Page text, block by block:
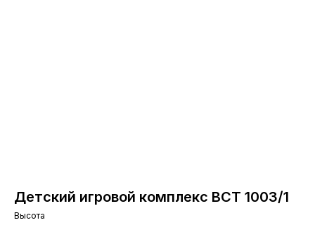
Детский игровой комплекс ВСТ 1003/1
Высота